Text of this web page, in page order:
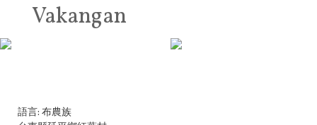
Vakangan
語言: 布農族